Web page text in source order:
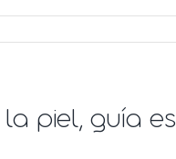
piel, guía